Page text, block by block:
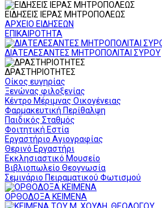
ΕΙΔΗΣΕΙΣ ΙΕΡΑΣ ΜΗΤΡΟΠΟΛΕΩΣ
ΑΡΧΕΙΟ ΕΙΔΗΣΕΩΝ
ΕΠΙΚΑΙΡΟΤΗΤΑ
ΔΙΑΤΕΛΕΣΑΝΤΕΣ ΜΗΤΡΟΠΟΛΙΤΑΙ ΣΥΡΟΥ
ΔΡΑΣΤΗΡΙΟΤΗΤΕΣ
Οίκος ευγηρίας
Ξενώνας φιλοξενίας
Κέντρο Μέριμνας Οικογένειας
Φαρμακευτική Περίθαλψη
Παιδικός Σταθμός
Φοιτητική Εστία
Εργαστήριο Αγιογραφίας
Θερινό Εργαστήρι
Εκκλησιαστικό Μουσείο
Βιβλιοπωλείο Θεογνωσία
Σεμινάριο Πειραματικού Φωτισμού
ΟΡΘΟΔΟΞΑ ΚΕΙΜΕΝΑ